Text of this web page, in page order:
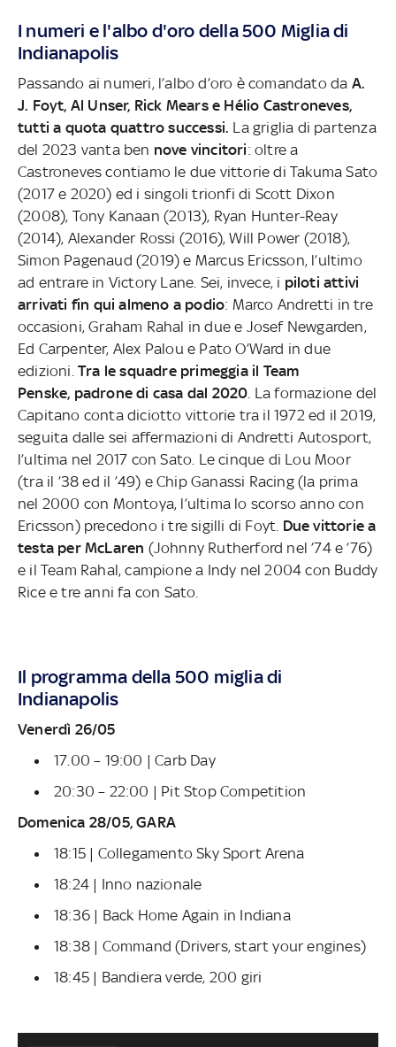
I numeri e l'albo d'oro della 500 Miglia di
Indianapolis
Passando ai numeri, l’albo d’oro è comandato da A.
J. Foyt, Al Unser, Rick Mears e Hélio Castroneves,
tutti a quota quattro successi. La griglia di partenza
del 2023 vanta ben nove vincitori: oltre a
Castroneves contiamo le due vittorie di Takuma Sato
(2017 e 2020) ed i singoli trionfi di Scott Dixon
(2008), Tony Kanaan (2013), Ryan Hunter-Reay
(2014), Alexander Rossi (2016), Will Power (2018),
Simon Pagenaud (2019) e Marcus Ericsson, l’ultimo
ad entrare in Victory Lane. Sei, invece, i piloti attivi
arrivati fin qui almeno a podio: Marco Andretti in tre
occasioni, Graham Rahal in due e Josef Newgarden,
Ed Carpenter, Alex Palou e Pato O’Ward in due
edizioni. Tra le squadre primeggia il Team
Penske, padrone di casa dal 2020 . La formazione del
Capitano conta diciotto vittorie tra il 1972 ed il 2019,
seguita dalle sei affermazioni di Andretti Autosport,
l’ultima nel 2017 con Sato. Le cinque di Lou Moor
(tra il ’38 ed il ’49) e Chip Ganassi Racing (la prima
nel 2000 con Montoya, l’ultima lo scorso anno con
Ericsson) precedono i tre sigilli di Foyt. Duevittorie a
testa per McLaren (Johnny Rutherford nel ’74 e ’76)
e il Team Rahal, campione a Indy nel 2004 con Buddy
Rice e tre anni fa con Sato.
Il programma della 500 miglia di
Indianapolis
Venerdì 26/05
17.00 – 19:00 | Carb Day
20:30 – 22:00 | Pit Stop Competition
Domenica 28/05, GARA
18:15 | Collegamento Sky Sport Arena
18:24 | Inno nazionale
18:36 | Back Home Again in Indiana
18:38 | Command (Drivers, start your engines)
18:45 | Bandiera verde, 200 giri